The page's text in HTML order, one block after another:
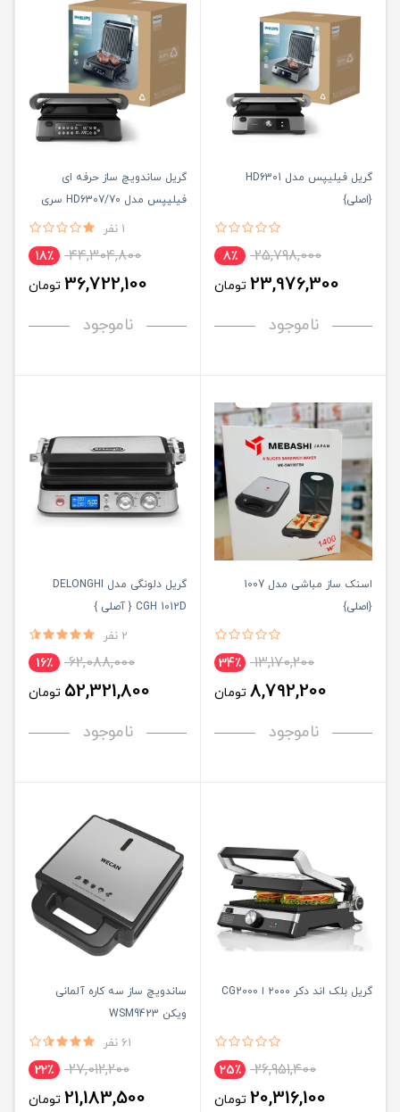
گریل فیلیپس مدل HD6301
{اصلی}
25,798,000 8٪
23,976,300 تومان
ناموجود
گریل ساندویچ ساز حرفه ای
فیلیپس مدل HD6307/70 سری
1 نفر
44,304,800 18٪
36,722,100 تومان
ناموجود
اسنک ساز مباشی مدل 1007
{اصلی}
13,170,200 34٪
8,792,200 تومان
ناموجود
گریل دلونگی مدل DELONGHI
CGH 1012D { آصلی }
2 نفر
62,088,000 16٪
52,321,800 تومان
ناموجود
گریل بلک اند دکر ۲۰۰۰ ا CG2000
26,951,400 25٪
20,316,100 تومان
ساندویچ ساز سه کاره آلمانی
ویکن WSM9423
61 نفر
27,012,200 22٪
21,183,500 تومان